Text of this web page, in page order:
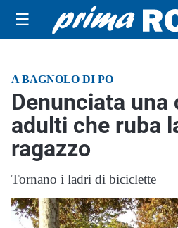
☰
A BAGNOLO DI PO
Denunciata una
adulti che ruba
ragazzo
Tornano i ladri di biciclette